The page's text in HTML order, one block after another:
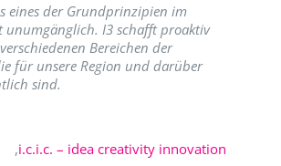
eines der Grundprinzipien im
unumgänglich. I3 schafft proaktiv
Bereichen der
für unsere Region und darüber
sind.
,i.c.i.c. – idea creativity innovation